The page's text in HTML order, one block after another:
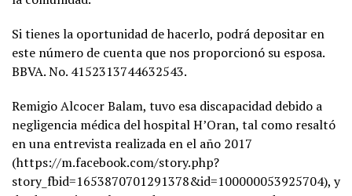
Si tienes la oportunidad de hacerlo, podrá depositar en
este número de cuenta que nos proporcionó su esposa.
BBVA. No. 4152313744632543.
Remigio Alcocer Balam, tuvo esa discapacidad debido a
negligencia médica del hospital H’Oran, tal como resaltó
en una entrevista realizada en el año 2017
(https://m.facebook.com/story.php?
story_fbid=1653870701291378&id=100000053925704), y